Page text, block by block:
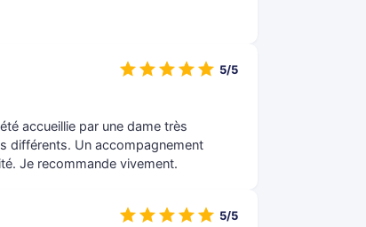
accueillie par une dame très
différents. Un accompagnement
Je recommande vivement.
5/5
5/5